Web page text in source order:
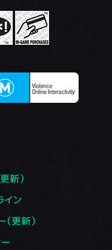
新）
イン
更新）